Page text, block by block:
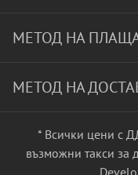
МЕТОД НА
МЕТОД НА
* Всички цени с
възможни такси за